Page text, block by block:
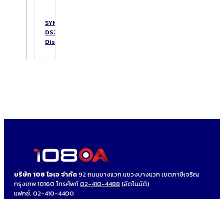
SYNOLOGY
DS223
DiskStation
บริษัท 108 โอเอ จำกัด92 ถนนบางแวก แขวงบางแวก เขตภาษีเจริญ
กรุงเทพ 10160 โทรศัพท์02-410-4488 (อัตโนมัติ)
แฟกซ์. 02-410-4400